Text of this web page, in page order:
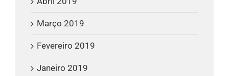
Março 2019
Fevereiro 2019
Janeiro 2019